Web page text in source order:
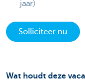
jaar)
Solliciteer nu
Wat houdt deze